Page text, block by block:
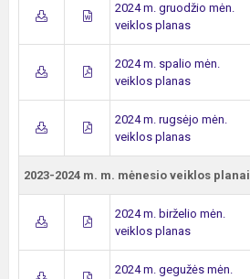
2024 m. gruodžio mėn.
veiklos planas
2024 m. spalio mėn.
veiklos planas
2024 m. rugsėjo mėn.
veiklos planas
2023-2024 m. m. mėnesio veiklos planai
2024 m. birželio mėn.
veiklos planas
2024 m. gegužės mėn.